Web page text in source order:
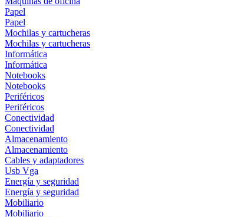
Papel
Papel
Mochilas y cartucheras
Mochilas y cartucheras
Informática
Informática
Notebooks
Notebooks
Periféricos
Periféricos
Conectividad
Conectividad
Almacenamiento
Almacenamiento
Cables y adaptadores
Usb Vga
Energía y seguridad
Energía y seguridad
Mobiliario
Mobiliario